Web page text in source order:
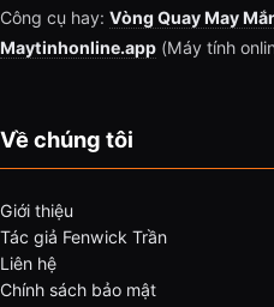
Công cụ hay: Vòng Quay May
Maytinhonline.app (Máy tính
Về chúng tôi
Giới thiệu
Tác giả Fenwick Trần
Liên hệ
Chính sách bảo mật